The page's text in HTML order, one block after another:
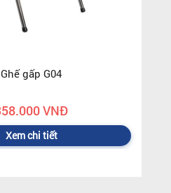
Ghế gấp G04
VNĐ
Xem chi tiết